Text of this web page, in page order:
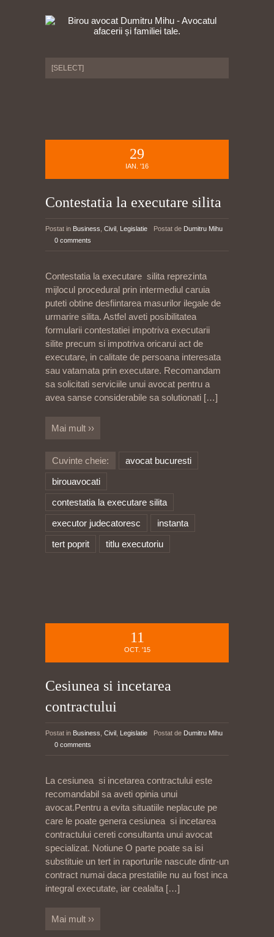
29
IAN. '16
Contestatia la executare silita
Postat in Business Civil Legislatie Postat de Dumitru Mihu
0 comments
Contestatia la executare silita reprezinta
mijlocul procedural prin intermediul caruia
puteti obtine desfiintarea masurilor ilegale de
urmarire silita. Astfel aveti posibilitatea
formularii contestatiei impotriva executarii
silite precum si impotriva oricarui act de
executare, in calitate de persoana interesata
sau vatamata prin executare. Recomandam
sa solicitati serviciile unui avocat pentru a
avea sanse considerabile sa solutionati […]
Mai mult ››
Cuvinte cheie:
avocat bucuresti
birouavocati
contestatia la executare silita
executor judecatoresc
instanta
tert poprit
titlu executoriu
11
OCT. '15
Cesiunea si incetarea
contractului
Postat in Business Civil Legislatie Postat de Dumitru Mihu
0 comments
La cesiunea si incetarea contractului este
recomandabil sa aveti opinia unui
avocat.Pentru a evita situatiile neplacute pe
care le poate genera cesiunea si incetarea
contractului cereti consultanta unui avocat
specializat. Notiune O parte poate sa isi
substituie un tert in raporturile nascute dintr-un
contract numai daca prestatiile nu au fost inca
integral executate, iar cealalta […]
Mai mult ››